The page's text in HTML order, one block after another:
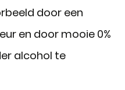
door een
en door mooie 0%
alcohol te